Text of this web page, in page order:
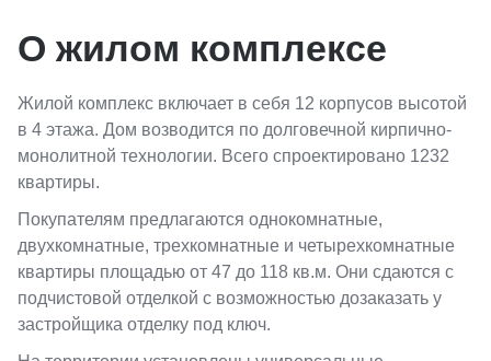
О жилом комплексе
Жилой комплекс включает в себя 12 корпусов высотой
в 4 этажа. Дом возводится по долговечной кирпично-
монолитной технологии. Всего спроектировано 1232
квартиры.
Покупателям предлагаются однокомнатные,
двухкомнатные, трехкомнатные и четырехкомнатные
квартиры площадью от 47 до 118 кв.м. Они сдаются с
подчистовой отделкой с возможностью дозаказать у
застройщика отделку под ключ.